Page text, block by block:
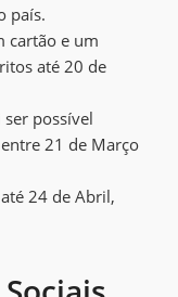
país.
cartão e um
até 20 de
possível
21 de Março
24 de Abril,